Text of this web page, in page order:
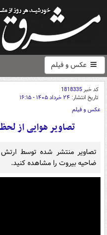
عکس و فیلم
کد خبر1818335
تاریخ انتشار: ۲۴ خرداد ۱۴۰۵ - ۱۶:۱۵
عکس و فیلم
تصاویر هوایی از
تصاویر منتشر شده توسط
ضاحیه بیروت را مشاهده کنید.